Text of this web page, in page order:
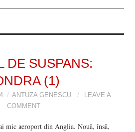
DE SUSPANS:
(1)
ANTUZA GENESCU
LEAVE A
COMMENT
mic aeroport din Anglia. Nouă, însă,